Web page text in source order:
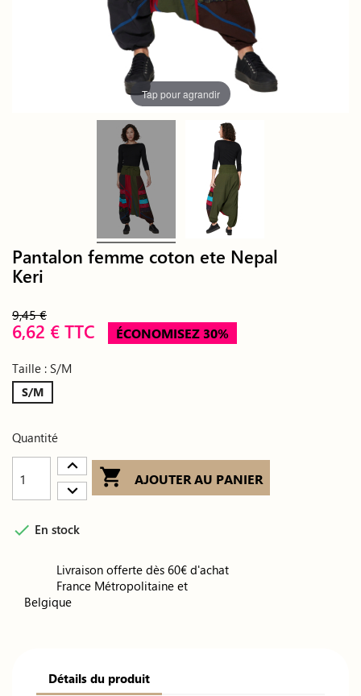
Tap pour agrandir
Pantalon femme coton ete Nepal
Keri
9,45 €
6,62 € TTC ÉCONOMISEZ 30%
Taille : S/M
S/M
Quantité
 AJOUTER AU PANIER
 En stock
Livraison offerte dès 60€ d'achat
France Métropolitaine et
Belgique
Détails du produit